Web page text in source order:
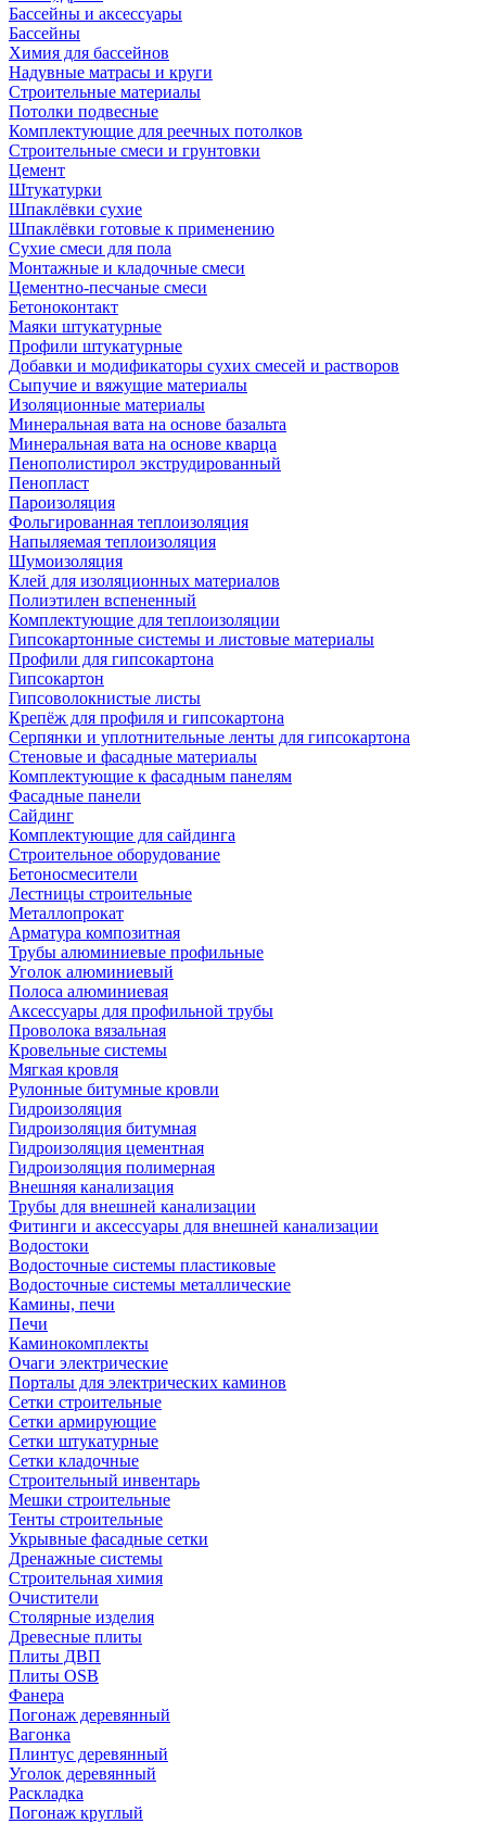
Бассейны и аксессуары
Бассейны
Химия для бассейнов
Надувные матрасы и круги
Строительные материалы
Потолки подвесные
Комплектующие для реечных потолков
Строительные смеси и грунтовки
Цемент
Штукатурки
Шпаклёвки сухие
Шпаклёвки готовые к применению
Сухие смеси для пола
Монтажные и кладочные смеси
Цементно-песчаные смеси
Бетоноконтакт
Маяки штукатурные
Профили штукатурные
Добавки и модификаторы сухих смесей и растворов
Сыпучие и вяжущие материалы
Изоляционные материалы
Минеральная вата на основе базальта
Минеральная вата на основе кварца
Пенополистирол экструдированный
Пенопласт
Пароизоляция
Фольгированная теплоизоляция
Напыляемая теплоизоляция
Шумоизоляция
Клей для изоляционных материалов
Полиэтилен вспененный
Комплектующие для теплоизоляции
Гипсокартонные системы и листовые материалы
Профили для гипсокартона
Гипсокартон
Гипсоволокнистые листы
Крепёж для профиля и гипсокартона
Серпянки и уплотнительные ленты для гипсокартона
Стеновые и фасадные материалы
Комплектующие к фасадным панелям
Фасадные панели
Сайдинг
Комплектующие для сайдинга
Строительное оборудование
Бетоносмесители
Лестницы строительные
Металлопрокат
Арматура композитная
Трубы алюминиевые профильные
Уголок алюминиевый
Полоса алюминиевая
Аксессуары для профильной трубы
Проволока вязальная
Кровельные системы
Мягкая кровля
Рулонные битумные кровли
Гидроизоляция
Гидроизоляция битумная
Гидроизоляция цементная
Гидроизоляция полимерная
Внешняя канализация
Трубы для внешней канализации
Фитинги и аксессуары для внешней канализации
Водостоки
Водосточные системы пластиковые
Водосточные системы металлические
Камины, печи
Печи
Каминокомплекты
Очаги электрические
Порталы для электрических каминов
Сетки строительные
Сетки армирующие
Сетки штукатурные
Сетки кладочные
Строительный инвентарь
Мешки строительные
Тенты строительные
Укрывные фасадные сетки
Дренажные системы
Строительная химия
Очистители
Столярные изделия
Древесные плиты
Плиты ДВП
Плиты OSB
Фанера
Погонаж деревянный
Вагонка
Плинтус деревянный
Уголок деревянный
Раскладка
Погонаж круглый